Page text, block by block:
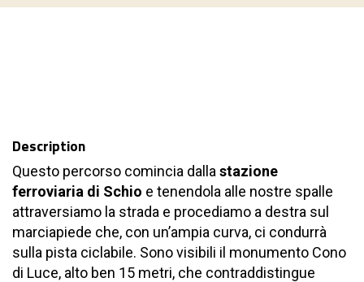
Description
Questo percorso comincia dalla stazione
ferroviaria di Schio e tenendola alle nostre spalle
attraversiamo la strada e procediamo a destra sul
marciapiede che, con un’ampia curva, ci condurrà
sulla pista ciclabile. Sono visibili il monumento Cono
di Luce, alto ben 15 metri, che contraddistingue